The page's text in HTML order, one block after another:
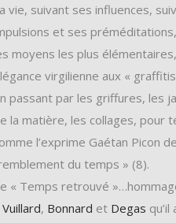
vie, suivant ses influences,
et ses
moyens les plus élémentaires,
virgilienne aux «
passant par les griffures, les
la matière, les collages, pour
l’exprime Gaétan Picon
du temps » (8).
« Temps retrouvé
Vuillard, Bonnard et Degas